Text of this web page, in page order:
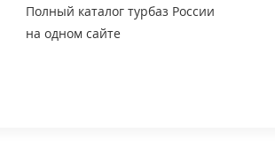
Полный каталог турбаз России
на одном сайте